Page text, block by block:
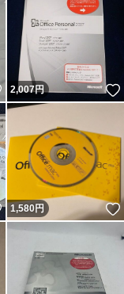
いいね！
2,007円
いいね！
1,580円